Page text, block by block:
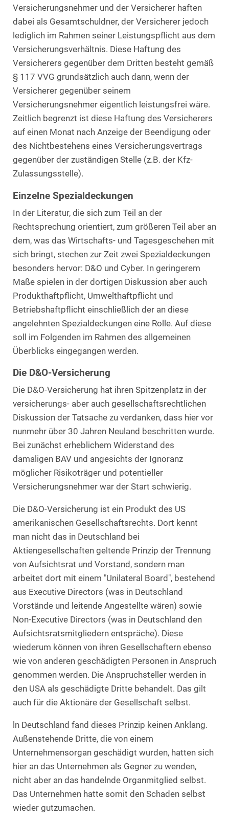
Versicherungsnehmer und der Versicherer haften
dabei als Gesamtschuldner, der Versicherer jedoch
lediglich im Rahmen seiner Leistungspflicht aus dem
Versicherungsverhältnis. Diese Haftung des
Versicherers gegenüber dem Dritten besteht gemäß
§ 117 VVG grundsätzlich auch dann, wenn der
Versicherer gegenüber seinem
Versicherungsnehmer eigentlich leistungsfrei wäre.
Zeitlich begrenzt ist diese Haftung des Versicherers
auf einen Monat nach Anzeige der Beendigung oder
des Nichtbestehens eines Versicherungsvertrags
gegenüber der zuständigen Stelle (z.B. der Kfz-
Zulassungsstelle).
Einzelne Spezialdeckungen
In der Literatur, die sich zum Teil an der
Rechtsprechung orientiert, zum größeren Teil aber an
dem, was das Wirtschafts- und Tagesgeschehen mit
sich bringt, stechen zur Zeit zwei Spezialdeckungen
besonders hervor: D&O und Cyber. In geringerem
Maße spielen in der dortigen Diskussion aber auch
Produkthaftpflicht, Umwelthaftpflicht und
Betriebshaftpflicht einschließlich der an diese
angelehnten Spezialdeckungen eine Rolle. Auf diese
soll im Folgenden im Rahmen des allgemeinen
Überblicks eingegangen werden.
Die D&O-Versicherung
Die D&O-Versicherung hat ihren Spitzenplatz in der
versicherungs- aber auch gesellschaftsrechtlichen
Diskussion der Tatsache zu verdanken, dass hier vor
nunmehr über 30 Jahren Neuland beschritten wurde.
Bei zunächst erheblichem Widerstand des
damaligen BAV und angesichts der Ignoranz
möglicher Risikoträger und potentieller
Versicherungsnehmer war der Start schwierig.
Die D&O-Versicherung ist ein Produkt des US
amerikanischen Gesellschaftsrechts. Dort kennt
man nicht das in Deutschland bei
Aktiengesellschaften geltende Prinzip der Trennung
von Aufsichtsrat und Vorstand, sondern man
arbeitet dort mit einem "Unilateral Board", bestehend
aus Executive Directors (was in Deutschland
Vorstände und leitende Angestellte wären) sowie
Non-Executive Directors (was in Deutschland den
Aufsichtsratsmitgliedern entspräche). Diese
wiederum können von ihren Gesellschaftern ebenso
wie von anderen geschädigten Personen in Anspruch
genommen werden. Die Anspruchsteller werden in
den USA als geschädigte Dritte behandelt. Das gilt
auch für die Aktionäre der Gesellschaft selbst.
ln Deutschland fand dieses Prinzip keinen Anklang.
Außenstehende Dritte, die von einem
Unternehmensorgan geschädigt wurden, hatten sich
hier an das Unternehmen als Gegner zu wenden,
nicht aber an das handelnde Organmitglied selbst.
Das Unternehmen hatte somit den Schaden selbst
wieder gutzumachen.